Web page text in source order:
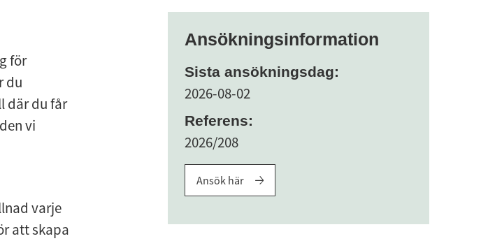
för
du
där du får
vi
varje
att skapa
Ansökningsinformation
Sista ansökningsdag:
2026-08-02
Referens:
2026/208
Ansök här